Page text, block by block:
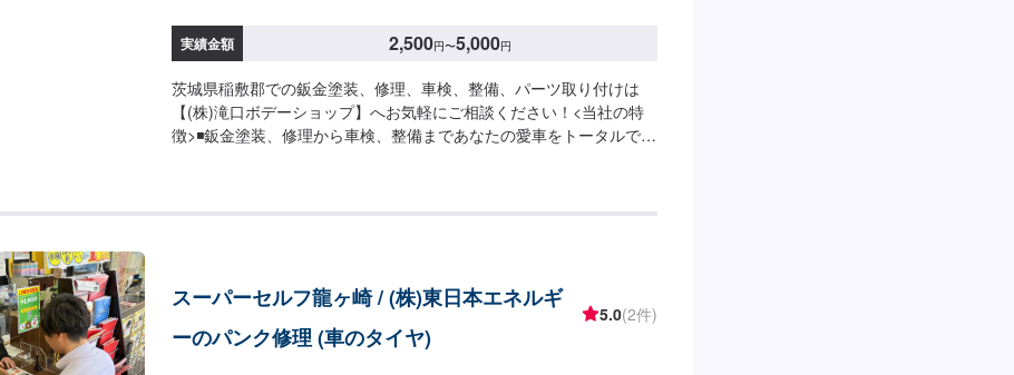
実績金額 2,500円〜5,000円
茨城県稲敷郡での鈑金塗装、修理、車検、整備、パーツ取り付けは
【(株)滝口ボデーショップ】へお気軽にご相談ください！<当社の特
徴>◾鈑金塗装、修理から車検、整備まであなたの愛車をトータルでサ
の絶対の自信。とにかく安心してお任せください。<ご希望と条件に
応じたパーソナルメニューを提案！>「技術的なクオリティの提供は
もちろん、お客様目線での最善のメニューと車輌価値をできる限り下
スーパーセルフ龍ヶ崎 / (株)東日本エネルギ
ーのパンク修理 (車のタイヤ)
5.0(2件)